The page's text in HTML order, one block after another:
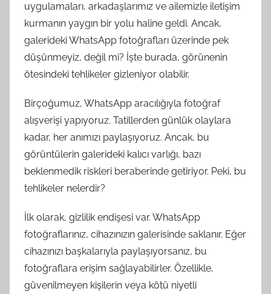
uygulamaları, arkadaşlarımız ve ailemizle iletişim
kurmanın yaygın bir yolu haline geldi. Ancak,
galerideki WhatsApp fotoğrafları üzerinde pek
düşünmeyiz, değil mi? İşte burada, görünenin
ötesindeki tehlikeler gizleniyor olabilir.
Birçoğumuz, WhatsApp aracılığıyla fotoğraf
alışverişi yapıyoruz. Tatillerden günlük olaylara
kadar, her anımızı paylaşıyoruz. Ancak, bu
görüntülerin galerideki kalıcı varlığı, bazı
beklenmedik riskleri beraberinde getiriyor. Peki, bu
tehlikeler nelerdir?
İlk olarak, gizlilik endişesi var. WhatsApp
fotoğraflarınız, cihazınızın galerisinde saklanır. Eğer
cihazınızı başkalarıyla paylaşıyorsanız, bu
fotoğraflara erişim sağlayabilirler. Özellikle,
güvenilmeyen kişilerin veya kötü niyetli